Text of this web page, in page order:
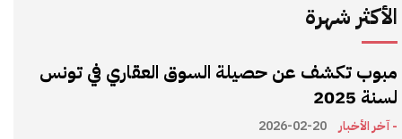
الأكثر شهرة
مبوب تكشف عن حصيلة السوق العقاري في تونس
لسنة 2025
- آخر الأخبار 2026-02-20